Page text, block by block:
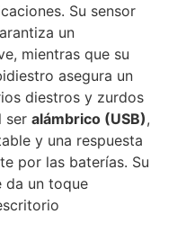
Su sensor
un
mientras que su
asegura un
diestros y zurdos
ser alámbrico (USB),
y una respuesta
por las baterías. Su
da un toque